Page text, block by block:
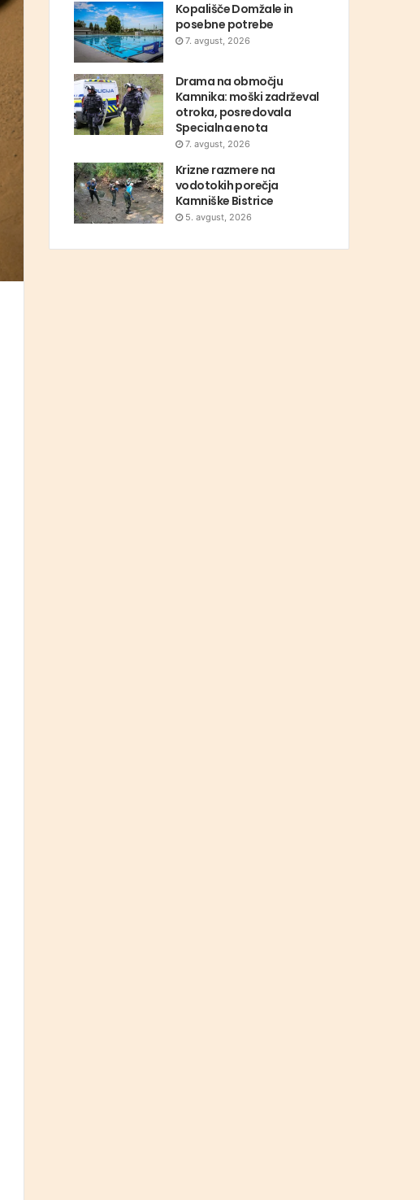
Kopališče Domžale in
posebne potrebe
7. avgust, 2026
Drama na območju
Kamnika: moški zadrževal
otroka, posredovala
Specialna enota
7. avgust, 2026
Krizne razmere na
vodotokih porečja
Kamniške Bistrice
5. avgust, 2026